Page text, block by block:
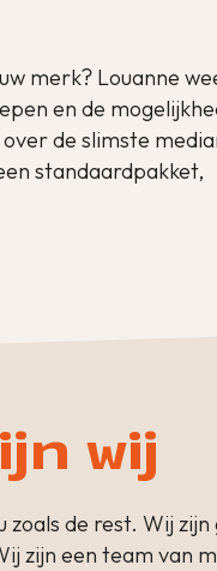
merk? Louanne
en de
de slimste
standaardpakket,
wij
zoals de rest. Wij
zijn een team van